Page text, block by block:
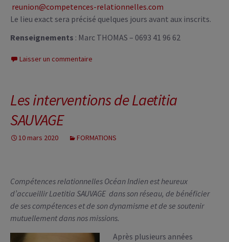
reunion@competences-relationnelles.com
Le lieu exact sera précisé quelques jours avant aux inscrits.
Renseignements : Marc THOMAS – 0693 41 96 62
Laisser un commentaire
Les interventions de Laetitia
SAUVAGE
10 mars 2020 FORMATIONS
Compétences relationnelles Océan Indien est heureux
d’accueillir Laetitia SAUVAGE dans son réseau, de bénéficier
de ses compétences et de son dynamisme et de se soutenir
mutuellement dans nos missions.
Après plusieurs années